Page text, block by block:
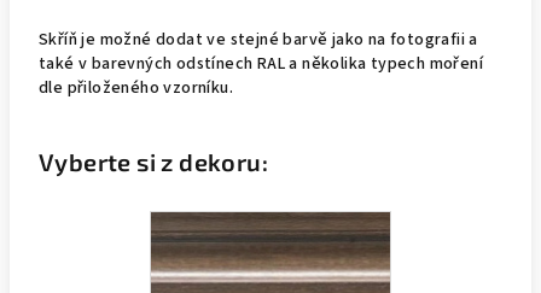
Skříň je možné dodat ve stejné barvě jako na fotografii a
také v barevných odstínech RAL a několika typech moření
dle přiloženého vzorníku.
Vyberte si z dekoru: